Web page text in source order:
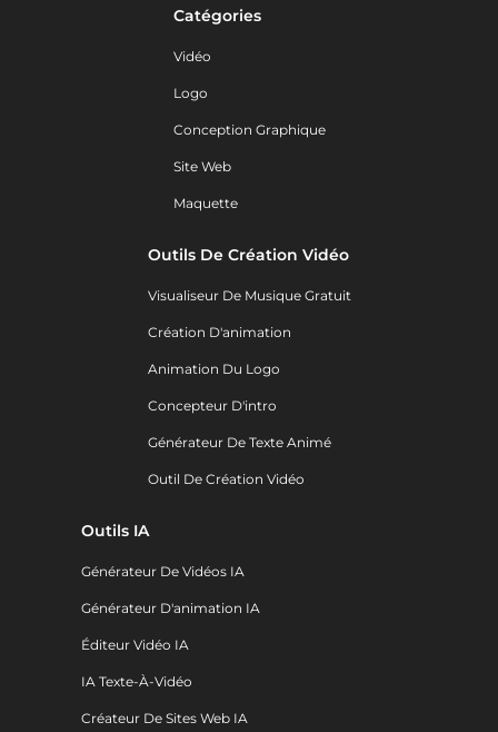
Catégories
Vidéo
Logo
Conception Graphique
Site Web
Maquette
Outils De Création Vidéo
Visualiseur De Musique Gratuit
Création D'animation
Animation Du Logo
Concepteur D'intro
Générateur De Texte Animé
Outil De Création Vidéo
Outils IA
Générateur De Vidéos IA
Générateur D'animation IA
Éditeur Vidéo IA
IA Texte-À-Vidéo
Créateur De Sites Web IA